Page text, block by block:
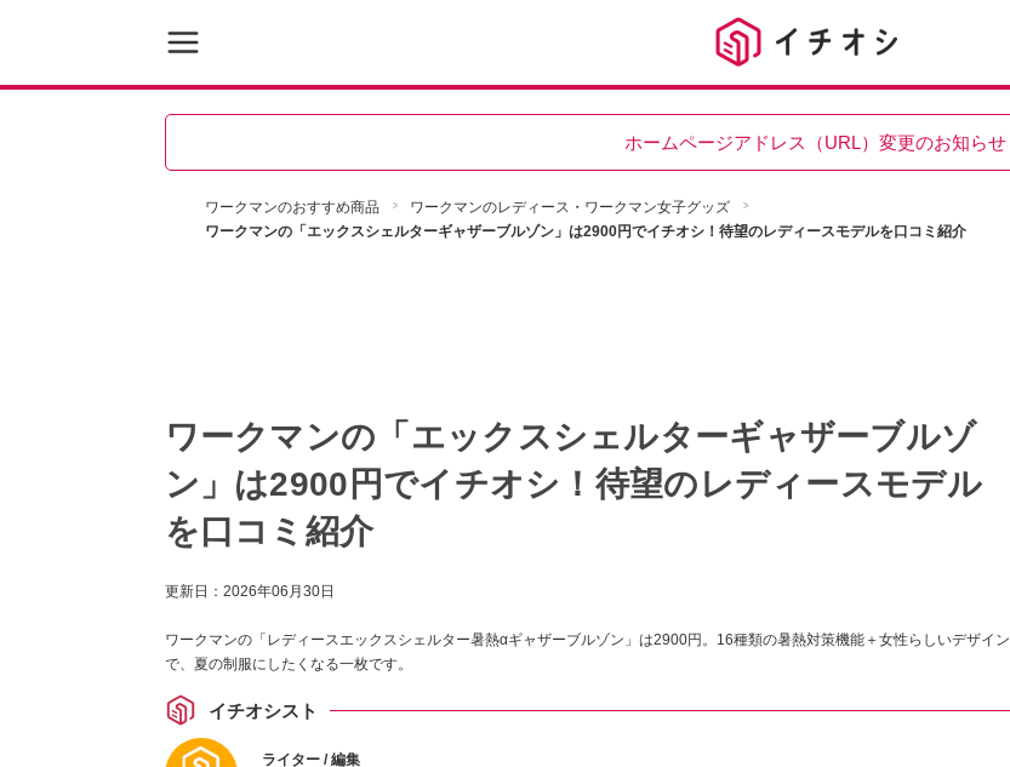
ホームページアドレス（URL）変更のお知らせ
ワークマンのおすすめ商品
ワークマンのレディース・ワークマン女子グッズ
ワークマンの「エックスシェルターギャザーブルゾン」は2900円でイチオシ！待望のレディースモデルを口コミ紹介
ワークマンの「エックスシェルターギャザーブルゾ
ン」は2900円でイチオシ！待望のレディースモデル
を口コミ紹介
更新日： 2026年06月30日
ワークマンの「レディースエックスシェルター暑熱αギャザーブルゾン」は2900円。16種類の暑熱対策機能＋女性らしいデザイン
で、夏の制服にしたくなる一枚です。
イチオシスト
ライター / 編集